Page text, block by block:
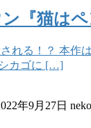
『猫はペ
れる！？ 本作
カゴに […]
年9月27日